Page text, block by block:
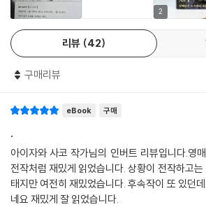
《인버트》는 일찍이 작가가 예고한 대로, 일반적
정체와 범행 방식을 서두에 보여준 뒤, 역으로 탐
입장에서 이야기를 전개하는 ‘도치서술 추리소설’
긴장감과 스릴은 배가될 수밖에 없다. 나아가 아
발적 질문까지 던져놓는다. 밴 다인과 엘러리 퀸
을 논리로 무너뜨릴 수 있을까.
한층 깊어진 캐릭터 또한 《인버트》를 읽는 즐거
사에서도 손꼽힐 히로인 조즈카 히스이는 저도 모
2
리뷰 42
구매리뷰
eBook 구매
.
아이자와 사코 작가님의 인버트 리뷰입니다.영
전작처럼 재밌게 읽었습니다. 상황이 전작하고
태지만 여전히 재밌었습니다. 후속작이 또 있던
네요 재밌게 잘 읽었습니다.